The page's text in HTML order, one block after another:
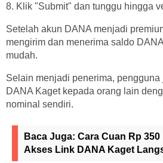
8. Klik "Submit" dan tunggu hingga
Setelah akun DANA menjadi
mengirim dan menerima saldo
mudah.
Selain menjadi penerima,
DANA Kaget kepada orang lain
nominal sendiri.
Baca Juga: Cara Cuan Rp
Akses Link DANA Kaget